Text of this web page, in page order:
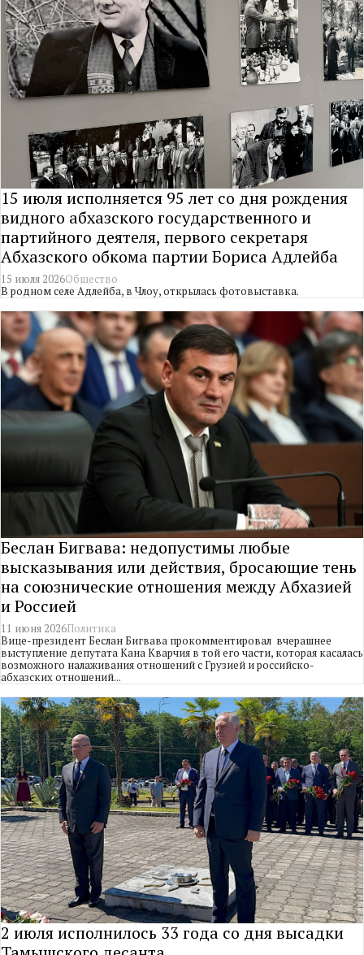
15 июля исполняется 95 лет со дня рождения
видного абхазского государственного и
партийного деятеля, первого секретаря
Абхазского обкома партии Бориса Адлейба
15 июля 2026Общество
В родном селе Адлейба, в Члоу, открылась фотовыставка.
Беслан Бигвава: недопустимы любые
высказывания или действия, бросающие тень
на союзнические отношения между Абхазией
и Россией
11 июня 2026Политика
Вице-президент Беслан Бигвава прокомментировал вчерашнее
выступление депутата Кана Кварчия в той его части, которая касалась
возможного налаживания отношений с Грузией и российско-
абхазских отношений...
2 июля исполнилось 33 года со дня высадки